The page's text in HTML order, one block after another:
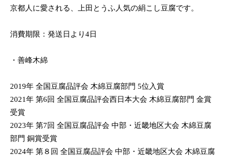
京都人に愛される、上田とうふ人気の絹こし豆腐です。
消費期限：発送日より4日
・善峰木綿
2019年 全国豆腐品評会 木綿豆腐部門 5位入賞
2021年 第6回 全国豆腐品評会西日本大会 木綿豆腐部門 金賞
受賞
2023年 第7回 全国豆腐品評会 中部・近畿地区大会 木綿豆腐
部門 銅賞受賞
2024年 第８回 全国豆腐品評会 中部・近畿地区大会 木綿豆腐